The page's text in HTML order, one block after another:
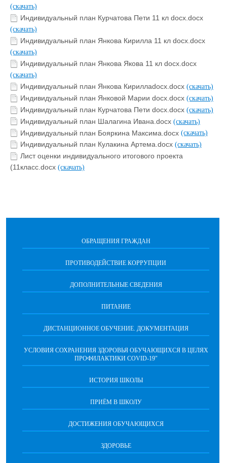
(скачать)
Индивидуальный план Курчатова Пети 11 кл docx.docx
(скачать)
Индивидуальный план Янкова Кирилла 11 кл docx.docx
(скачать)
Индивидуальный план Янкова Якова 11 кл docx.docx
(скачать)
Индивидуальный план Янкова Кириллаdocx.docx (скачать)
Индивидуальный план Янковой Марии docx.docx (скачать)
Индивидуальный план Курчатова Пети docx.docx (скачать)
Индивидуальный план Шалагина Ивана.docx (скачать)
Индивидуальный план Бояркина Максима.docx (скачать)
Индивидуальный план Кулакина Артема.docx (скачать)
Лист оценки индивидуального итогового проекта
(11класс.docx (скачать)
ОБРАЩЕНИЯ ГРАЖДАН
ПРОТИВОДЕЙСТВИЕ КОРРУПЦИИ
ДОПОЛНИТЕЛЬНЫЕ СВЕДЕНИЯ
ПИТАНИЕ
ДИСТАНЦИОННОЕ ОБУЧЕНИЕ. ДОКУМЕНТАЦИЯ
УСЛОВИЯ СОХРАНЕНИЯ ЗДОРОВЬЯ ОБУЧАЮЩИХСЯ В ЦЕЛЯХ
ПРОФИЛАКТИКИ COVID-19"
ИСТОРИЯ ШКОЛЫ
ПРИЁМ В ШКОЛУ
ДОСТИЖЕНИЯ ОБУЧАЮЩИХСЯ
ЗДОРОВЬЕ